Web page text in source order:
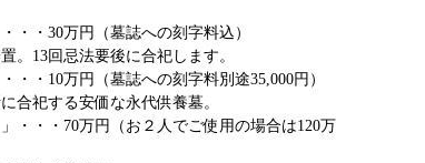
・・30万円（墓誌への刻字料込）
。13回忌法要後に合祀します。
・10万円（墓誌への刻字料別途35,000円）
合祀する安価な永代供養墓。
・・・70万円（お２人でご使用の場合は120万